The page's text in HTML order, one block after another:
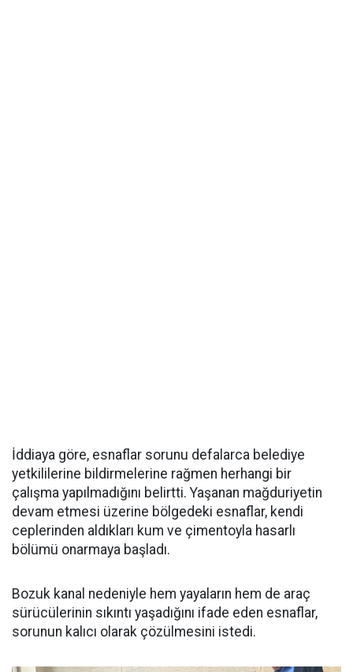
İddiaya göre, esnaflar sorunu defalarca belediye
yetkililerine bildirmelerine rağmen herhangi bir
çalışma yapılmadığını belirtti. Yaşanan mağduriyetin
devam etmesi üzerine bölgedeki esnaflar, kendi
ceplerinden aldıkları kum ve çimentoyla hasarlı
bölümü onarmaya başladı.
Bozuk kanal nedeniyle hem yayaların hem de araç
sürücülerinin sıkıntı yaşadığını ifade eden esnaflar,
sorunun kalıcı olarak çözülmesini istedi.